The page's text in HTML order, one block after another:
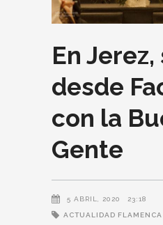
En
desde
con la
Gente
5 ABRIL, 2020 23:18
ACTUALIDAD FLAMENCA